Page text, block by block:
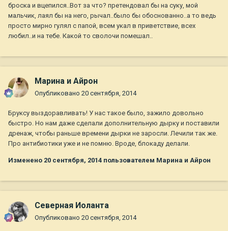
броска и вцепился..Вот за что? претендовал бы на суку, мой
мальчик, лаял бы на него, рычал..было бы обоснованно..а то ведь
просто мирно гулял с папой, всем укал в приветствие, всех
любил..и на тебе. Какой то сволочи помешал..
Марина и Айрон
Опубликовано 20 сентября, 2014
Бруксу выздоравливать! У нас такое было, зажило довольно
быстро. Но нам даже сделали дополнительную дырку и поставили
дренаж, чтобы раньше времени дырки не заросли. Лечили так же.
Про антибиотики уже и не помню. Вроде, блокаду делали.
Изменено 20 сентября, 2014 пользователем Марина и Айрон
Северная Иоланта
Опубликовано 20 сентября, 2014